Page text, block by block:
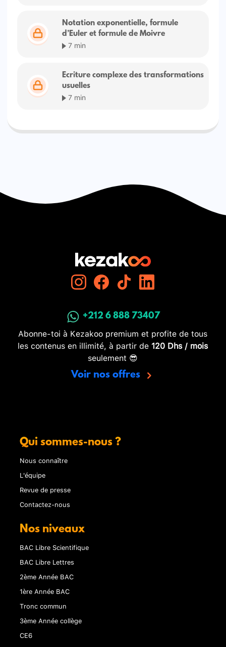
Notation exponentielle, formule
d’Euler et formule de Moivre
7 min
Ecriture complexe des transformations
usuelles
7 min
+212 6 888 73407
Abonne-toi à Kezakoo premium et profite de tous
les contenus en illimité, à partir de 120 Dhs / mois
seulement 😎
Voir nos offres
Qui sommes-nous ?
Nous connaître
L'équipe
Revue de presse
Contactez-nous
Nos niveaux
BAC Libre Scientifique
BAC Libre Lettres
2ème Année BAC
1ère Année BAC
Tronc commun
3ème Année collège
CE6